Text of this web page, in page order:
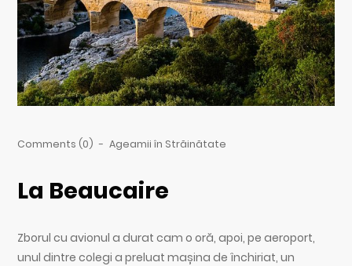
Comments (0) - Ageamii în Străinătate
La Beaucaire
Zborul cu avionul a durat cam o oră, apoi, pe aeroport,
unul dintre colegi a preluat mașina de închiriat, un